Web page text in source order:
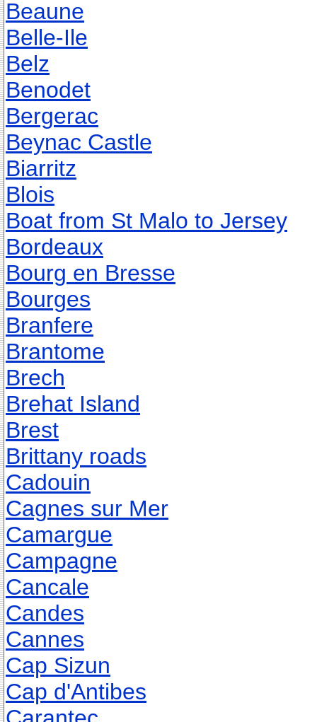
Beaune
Belle-Ile
Belz
Benodet
Bergerac
Beynac Castle
Biarritz
Blois
Boat from St Malo to Jersey
Bordeaux
Bourg en Bresse
Bourges
Branfere
Brantome
Brech
Brehat Island
Brest
Brittany roads
Cadouin
Cagnes sur Mer
Camargue
Campagne
Cancale
Candes
Cannes
Cap Sizun
Cap d'Antibes